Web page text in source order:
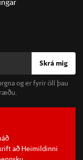
Skrá mig
og er fyrir öll þau
að Heimildinni